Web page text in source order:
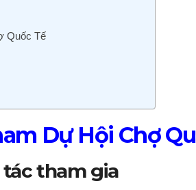
Quốc Tế
Dự Hội Chợ
tác tham gia